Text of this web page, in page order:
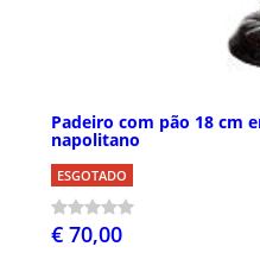
Padeiro com pão 18 cm
napolitano
ESGOTADO
€ 70,00